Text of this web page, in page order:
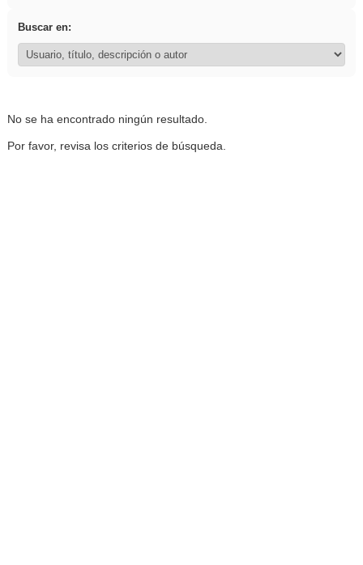
Buscar en:
No se ha encontrado ningún resultado.
Por favor, revisa los criterios de búsqueda.